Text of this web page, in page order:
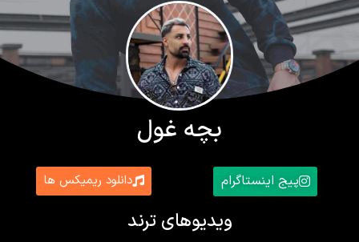
بچه غول
پیج اینستاگرام دانلود ریمیکس ها
ویدیوهای ترند